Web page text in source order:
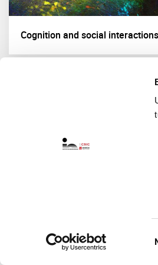
Cognition and social interactions